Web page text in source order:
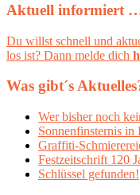
Aktuell informiert
Du willst schnell und
los ist? Dann melde dich
Was gibt´s
Wer bisher noch
Sonnenfinsternis in
Graffiti-
Festzeitschrift 120
Schlüssel gefunden!